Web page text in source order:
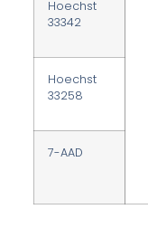
Hoechst
33342
Hoechst
33258
7-AAD